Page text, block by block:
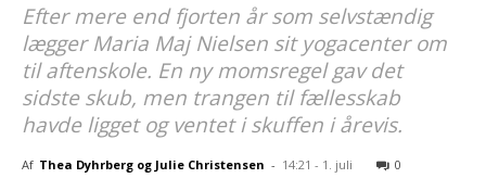
Efter mere end fjorten år som selvstændig
lægger Maria Maj Nielsen sit yogacenter om
til aftenskole. En ny momsregel gav det
sidste skub, men trangen til fællesskab
havde ligget og ventet i skuffen i årevis.
Af Thea Dyhrberg og Julie Christensen - 14:21 - 1. juli 0